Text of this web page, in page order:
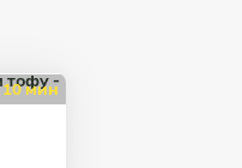
10 мин